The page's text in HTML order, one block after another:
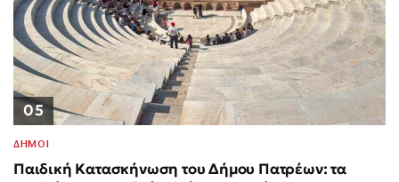
05
ΔΗΜΟΙ
Παιδική Κατασκήνωση του Δήμου Πατρέων: τα